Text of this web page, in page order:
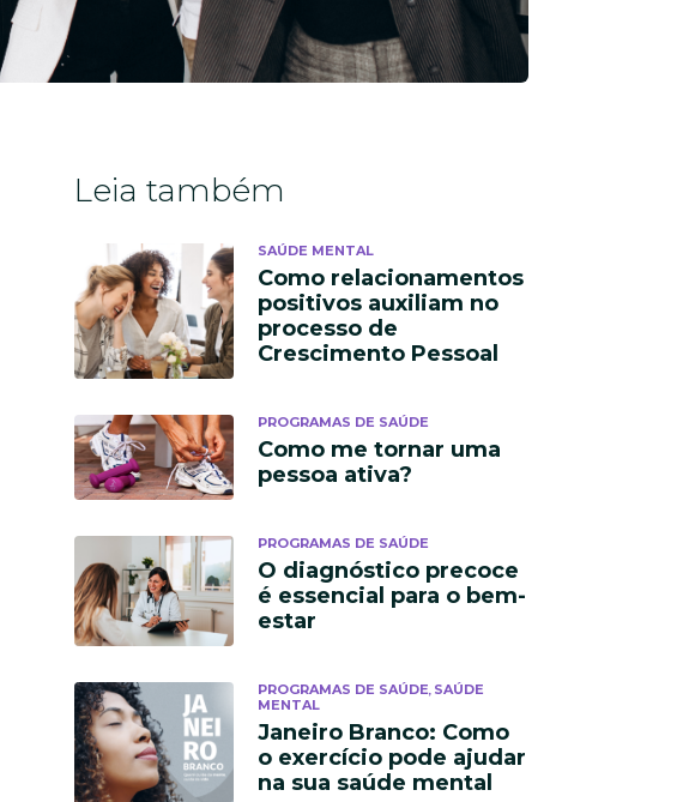
Leia também
SAÚDE MENTAL
Como relacionamentos
positivos auxiliam no
processo de
Crescimento Pessoal
PROGRAMAS DE SAÚDE
Como me tornar uma
pessoa ativa?
PROGRAMAS DE SAÚDE
O diagnóstico precoce
é essencial para o bem-
estar
PROGRAMAS DE SAÚDE, SAÚDE
MENTAL
Janeiro Branco: Como
o exercício pode ajudar
na sua saúde mental